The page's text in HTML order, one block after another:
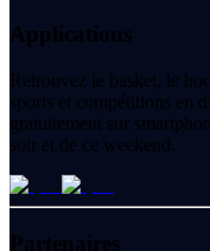
Applications
Retrouvez le basket, le
sports et compétitions en
gratuitement sur
soir et de ce weekend.
Partenaires